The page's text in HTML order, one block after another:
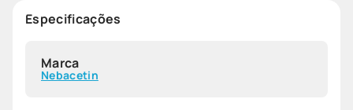
Especificações
Marca
Nebacetin